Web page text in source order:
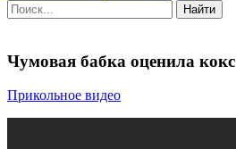
Найти
Чумовая бабка оценила кокс
Прикольное видео